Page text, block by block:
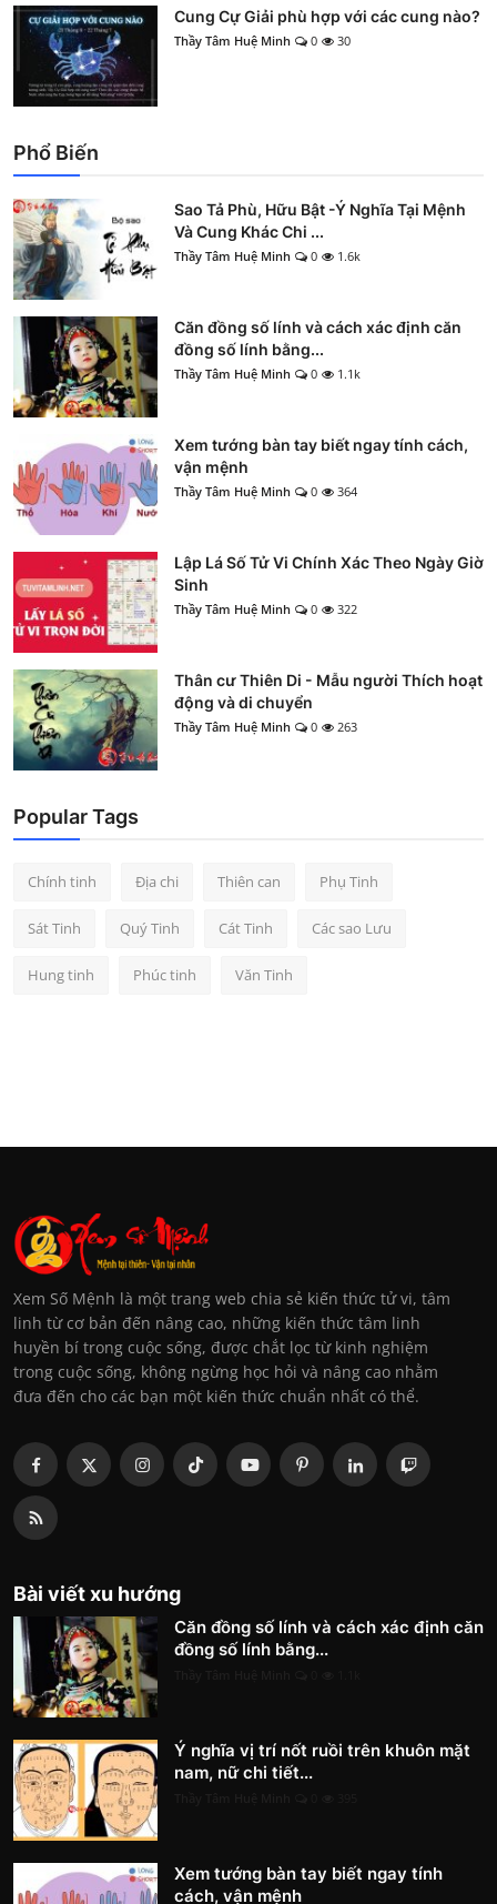
Cung Cự Giải phù hợp với các cung nào?
Thầy Tâm Huệ Minh 0 30
Phổ Biến
Sao Tả Phù, Hữu Bật -Ý Nghĩa Tại Mệnh
Và Cung Khác Chi ...
Thầy Tâm Huệ Minh 0 1.6k
Căn đồng số lính và cách xác định căn
đồng số lính bằng...
Thầy Tâm Huệ Minh 0 1.1k
Xem tướng bàn tay biết ngay tính cách,
vận mệnh
Thầy Tâm Huệ Minh 0 364
Lập Lá Số Tử Vi Chính Xác Theo Ngày Giờ
Sinh
Thầy Tâm Huệ Minh 0 322
Thân cư Thiên Di - Mẫu người Thích hoạt
động và di chuyển
Thầy Tâm Huệ Minh 0 263
Popular Tags
Chính tinh Địa chi Thiên can Phụ Tinh
Sát Tinh Quý Tinh Cát Tinh Các sao Lưu
Hung tinh Phúc tinh Văn Tinh
Xem Số Mệnh là một trang web chia sẻ kiến thức tử vi, tâm
linh từ cơ bản đến nâng cao, những kiến thức tâm linh
huyền bí trong cuộc sống, được chắt lọc từ kinh nghiệm
trong cuộc sống, không ngừng học hỏi và nâng cao nhằm
đưa đến cho các bạn một kiến thức chuẩn nhất có thể.
Bài viết xu hướng
Căn đồng số lính và cách xác định căn
đồng số lính bằng...
Ý nghĩa vị trí nốt ruồi trên khuôn mặt
nam, nữ chi tiết...
Xem tướng bàn tay biết ngay tính
cách, vận mệnh